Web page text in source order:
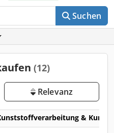
Suchen
(12)
Relevanz
&